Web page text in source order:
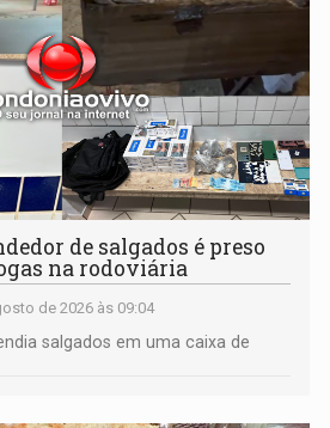
de salgados é preso
na rodoviária
de 2026 às 09:04
salgados em uma caixa de